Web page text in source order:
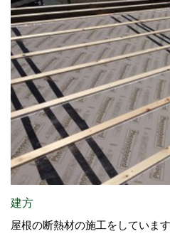
建方
屋根の断熱材の施工をしています